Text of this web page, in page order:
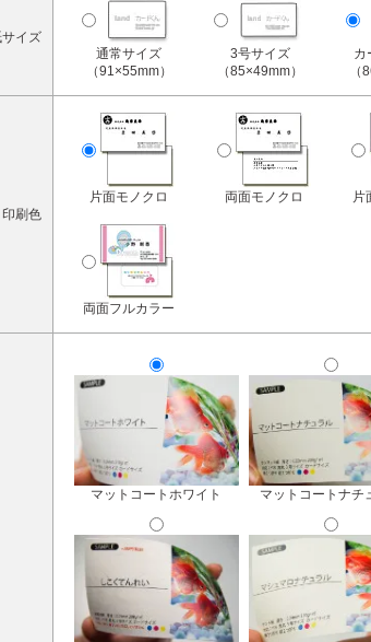
サイズ
通常サイズ
（91×55mm）
3号サイズ
（85×49mm）
カ
（
印刷色
片面モノクロ 両面モノクロ 片
両面フルカラー
マットコートホワイト マットコートナチ